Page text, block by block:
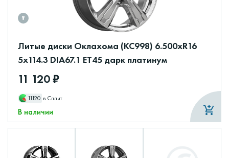
Литые диски Оклахома (КС998) 6.500xR16
5x114.3 DIA67.1 ET45 дарк платинум
11 120 ₽
11120 в Сплит
В наличии